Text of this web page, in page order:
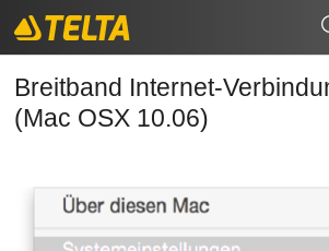
Breitband Internet-
Zum Hauptinhalt springen
Suchformular
Suchen nach
Breitband Internet-
(Mac OSX 10.06)